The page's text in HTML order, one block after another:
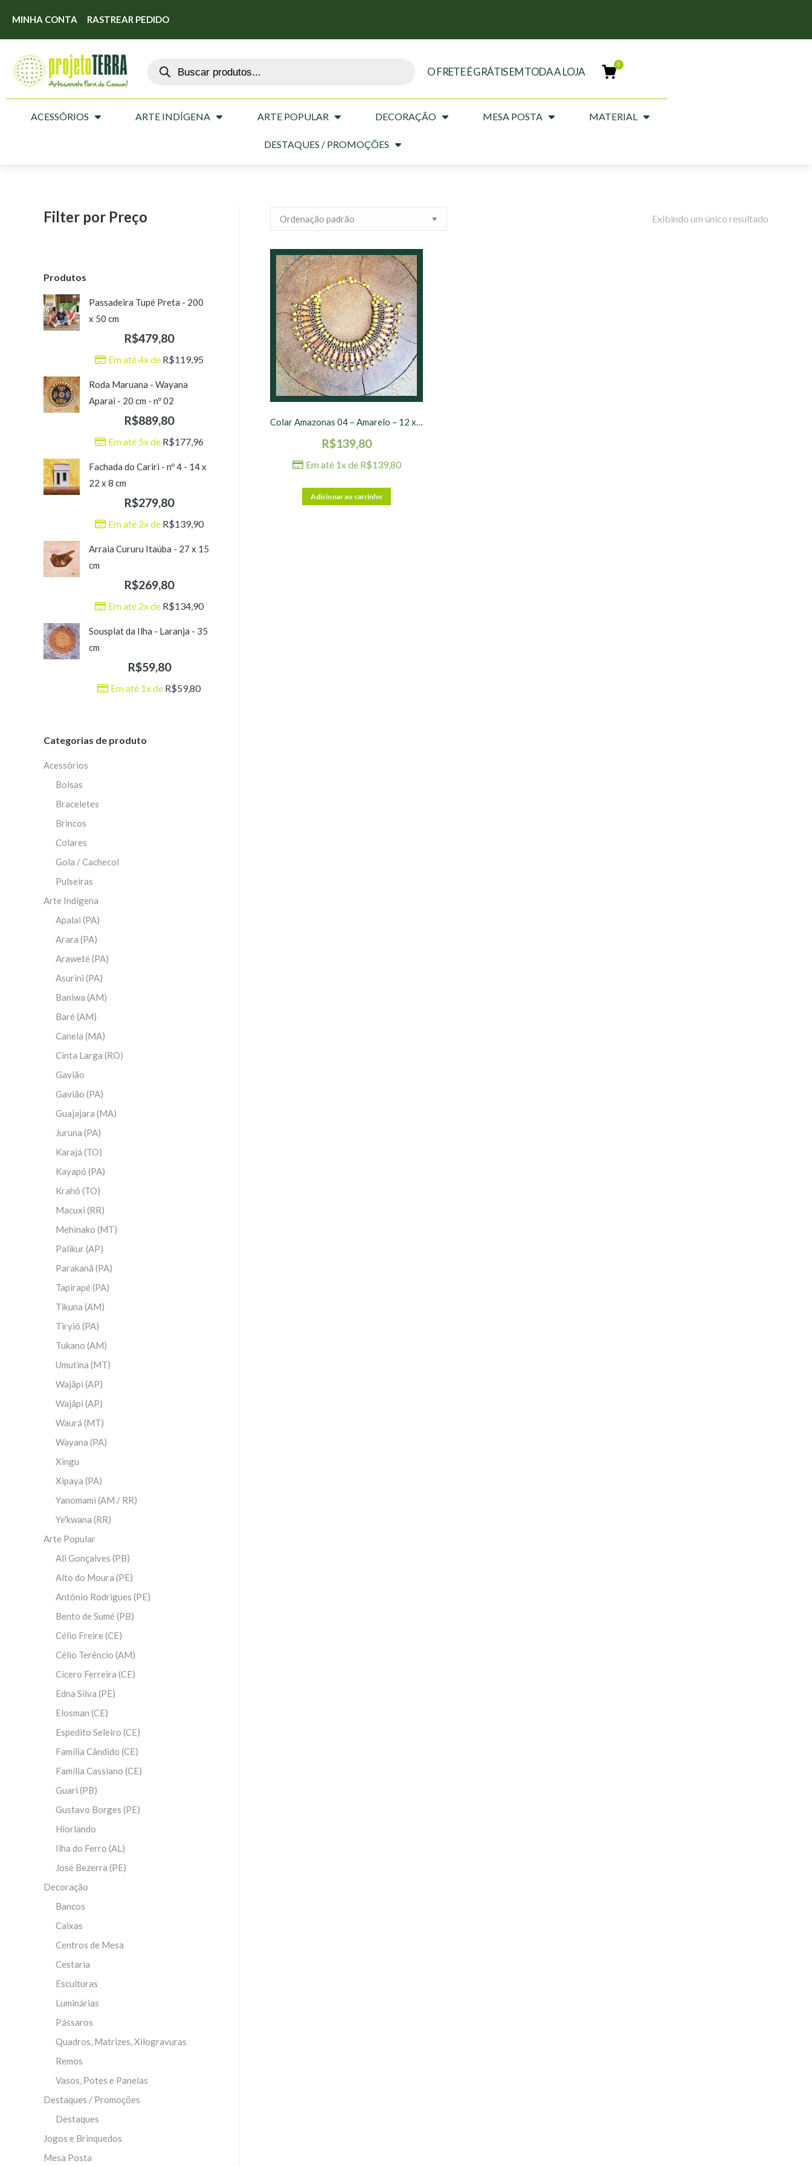
MINHA CONTA RASTREAR PEDIDO
O FRETE É GRÁTIS EM TODA A LOJA
ACESSÓRIOS ARTE INDÍGENA ARTE POPULAR DECORAÇÃO MESA POSTA MATERIAL
DESTAQUES / PROMOÇÕES
Exibindo um único resultado
Colar Amazonas 04 – Amarelo – 12 x 25 cm
R$139,80
Em até 1x de R$139,80
Adicionar ao carrinho
Filter por Preço
Produtos
Passadeira Tupé Preta - 200
x 50 cm
R$479,80
Em até 4x de R$119,95
Roda Maruana - Wayana
Aparai - 20 cm - nº 02
R$889,80
Em até 5x de R$177,96
Fachada do Cariri - nº 4 - 14 x
22 x 8 cm
R$279,80
Em até 2x de R$139,90
Arraia Cururu Itaúba - 27 x 15
cm
R$269,80
Em até 2x de R$134,90
Sousplat da Ilha - Laranja - 35
cm
R$59,80
Em até 1x de R$59,80
Categorias de produto
Acessórios
Bolsas
Braceletes
Brincos
Colares
Gola / Cachecol
Pulseiras
Arte Indígena
Apalai (PA)
Arara (PA)
Araweté (PA)
Asurini (PA)
Baniwa (AM)
Baré (AM)
Canela (MA)
Cinta Larga (RO)
Gavião
Gavião (PA)
Guajajara (MA)
Juruna (PA)
Karajá (TO)
Kayapó (PA)
Krahô (TO)
Macuxi (RR)
Mehinako (MT)
Palikur (AP)
Parakanã (PA)
Tapirapé (PA)
Tikuna (AM)
Tiryió (PA)
Tukano (AM)
Umutina (MT)
Wajãpi (AP)
Wajâpi (AP)
Waurá (MT)
Wayana (PA)
Xingu
Xipaya (PA)
Yanomami (AM / RR)
Ye'kwana (RR)
Arte Popular
Ali Gonçalves (PB)
Alto do Moura (PE)
Antônio Rodrigues (PE)
Bento de Sumé (PB)
Célio Freire (CE)
Célio Terêncio (AM)
Cícero Ferreira (CE)
Edna Silva (PE)
Elosman (CE)
Espedito Seleiro (CE)
Família Cândido (CE)
Família Cassiano (CE)
Guari (PB)
Gustavo Borges (PE)
Hiorlando
Ilha do Ferro (AL)
José Bezerra (PE)
Decoração
Bancos
Caixas
Centros de Mesa
Cestaria
Esculturas
Luminárias
Pássaros
Quadros, Matrizes, Xilogravuras
Remos
Vasos, Potes e Panelas
Destaques / Promoções
Destaques
Jogos e Brinquedos
Mesa Posta